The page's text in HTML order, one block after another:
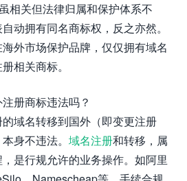
相关但法律归属和保护体系不
动拥有同名商标权，反之亦然。
外市场保护品牌，仅仅拥有域名
相关商标。
册商标违法吗？
域名转移到国外（即变更注册
身不违法。 域名注册和转移，属
是行规允许的业务操作。如阿里